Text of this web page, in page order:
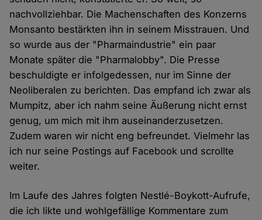
nachvollziehbar. Die Machenschaften des Konzerns
Monsanto bestärkten ihn in seinem Misstrauen. Und
so wurde aus der "Pharmaindustrie" ein paar
Monate später die "Pharmalobby". Die Presse
beschuldigte er infolgedessen, nur im Sinne der
Neoliberalen zu berichten. Das empfand ich zwar als
Mumpitz, aber ich nahm seine Äußerung nicht ernst
genug, um mich mit ihm auseinanderzusetzen.
Zudem waren wir nicht eng befreundet. Vielmehr las
ich nur seine Postings auf Facebook und scrollte
weiter.
Im Laufe des Jahres folgten Nestlé-Boykott-Aufrufe,
die ich likte und wohlgefällige Kommentare zum